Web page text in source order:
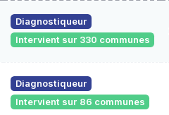
Diagnostiqueur
Intervient sur 330 communes
Diagnostiqueur
Intervient sur 86 communes